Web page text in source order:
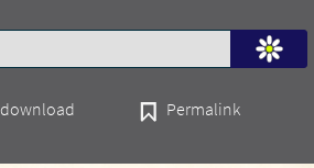
download Permalink